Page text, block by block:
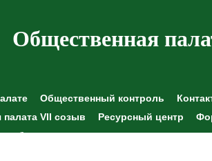
Общественная
Общественный контроль
VII созыв
Ресурсный центр
наблюдения